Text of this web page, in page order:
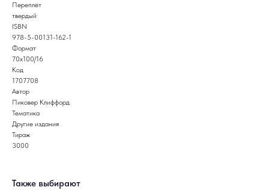
Переплёт
твердый
ISBN
978-5-00131-162-1
Формат
70х100/16
Код
1707708
Автор
Пиковер Клиффорд
Тематика
Другие издания
Тираж
3000
Также выбирают